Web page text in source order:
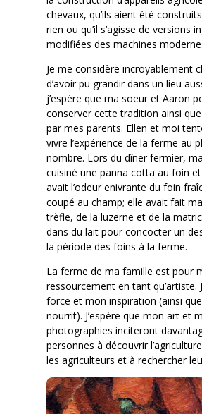
chevaux, qu’ils aient été
rien ou qu’il s’agisse de versions
modifiées des machines
Je me considère incroyablement
d’avoir pu grandir dans un lieu
j’espère que ma soeur et Aaron
conserver cette tradition ainsi
par mes parents. Ellen et moi
vivre l’expérience de la ferme au
nombre. Lors du dîner fermier,
cuisiné une panna cotta au foin
avait l’odeur enivrante du foin
coupé au champ; elle avait fait
trèfle, de la luzerne et de la
dans du lait pour concocter un
la période des foins à la ferme.
La ferme de ma famille est pour
ressourcement en tant qu’artiste.
force et mon inspiration (ainsi
nourrit). J’espère que mon art et
photographies inciteront
personnes à découvrir
les agriculteurs et à rechercher